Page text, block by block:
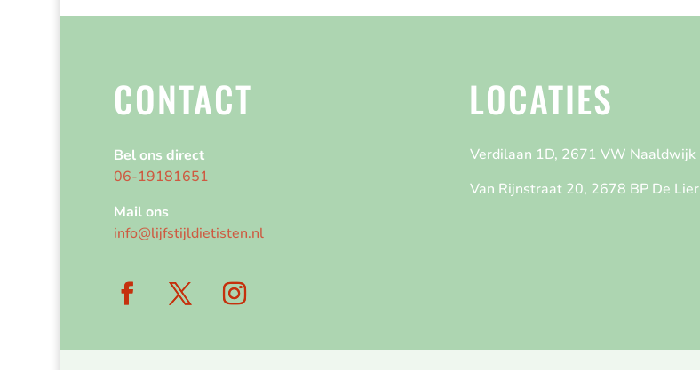
CONTACT
Bel ons direct
06-19181651
Mail ons
info@lijfstijldietisten.nl
LOCATIES
Verdilaan 1D, 2671 VW Naaldwijk
Van Rijnstraat 20, 2678 BP De Lier